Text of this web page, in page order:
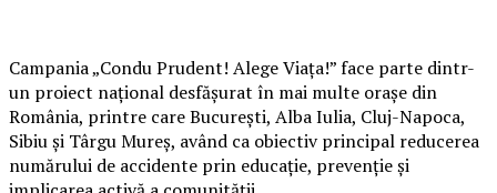
Campania „Condu Prudent! Alege Viața!” face parte dintr-
un proiect național desfășurat în mai multe orașe din
România, printre care București, Alba Iulia, Cluj-Napoca,
Sibiu și Târgu Mureș, având ca obiectiv principal reducerea
numărului de accidente prin educație, prevenție și